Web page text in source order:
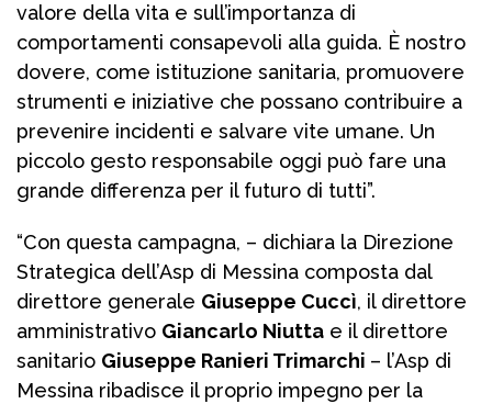
valore della vita e sull’importanza di
comportamenti consapevoli alla guida. È nostro
dovere, come istituzione sanitaria, promuovere
strumenti e iniziative che possano contribuire a
prevenire incidenti e salvare vite umane. Un
piccolo gesto responsabile oggi può fare una
grande differenza per il futuro di tutti”.
“Con questa campagna, – dichiara la Direzione
Strategica dell’Asp di Messina composta dal
direttore generale Giuseppe Cuccì, il direttore
amministrativo Giancarlo Niutta e il direttore
sanitario Giuseppe Ranieri Trimarchi – l’Asp di
Messina ribadisce il proprio impegno per la